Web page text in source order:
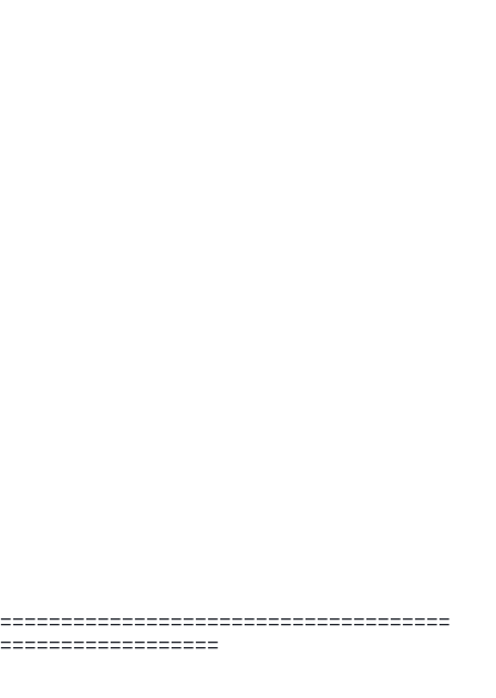
=====================================
==================